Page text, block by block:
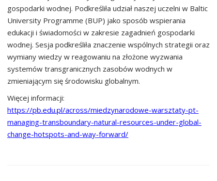
gospodarki wodnej. Podkreśliła udział naszej uczelni w Baltic
University Programme (BUP) jako sposób wspierania
edukacji i świadomości w zakresie zagadnień gospodarki
wodnej. Sesja podkreśliła znaczenie wspólnych strategii oraz
wymiany wiedzy w reagowaniu na złożone wyzwania
systemów transgranicznych zasobów wodnych w
zmieniającym się środowisku globalnym.
Więcej informacji:
https://pb.edu.pl/across/miedzynarodowe-warsztaty-pt-
managing-transboundary-natural-resources-under-global-
change-hotspots-and-way-forward/